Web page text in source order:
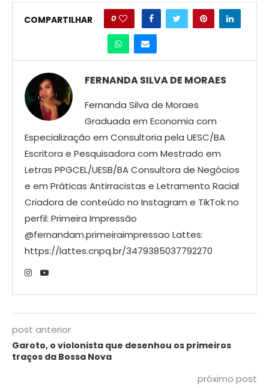
COMPARTILHAR 0
FERNANDA SILVA DE MORAES
Fernanda Silva de Moraes
Graduada em Economia com
Especialização em Consultoria pela UESC/BA
Escritora e Pesquisadora com Mestrado em
Letras PPGCEL/UESB/BA Consultora de Negócios
e em Práticas Antirracistas e Letramento Racial
Criadora de conteúdo no Instagram e TikTok no
perfil: Primeira Impressão
@fernandam.primeiraimpressao Lattes:
https://lattes.cnpq.br/3479385037792270
post anterior
Garoto, o violonista que desenhou os primeiros
traços da Bossa Nova
próximo post